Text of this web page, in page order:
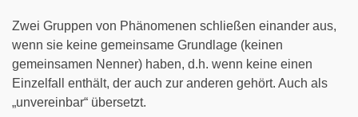
Zwei Gruppen von Phänomenen schließen einander aus,
wenn sie keine gemeinsame Grundlage (keinen
gemeinsamen Nenner) haben, d.h. wenn keine einen
Einzelfall enthält, der auch zur anderen gehört. Auch als
„unvereinbar“ übersetzt.